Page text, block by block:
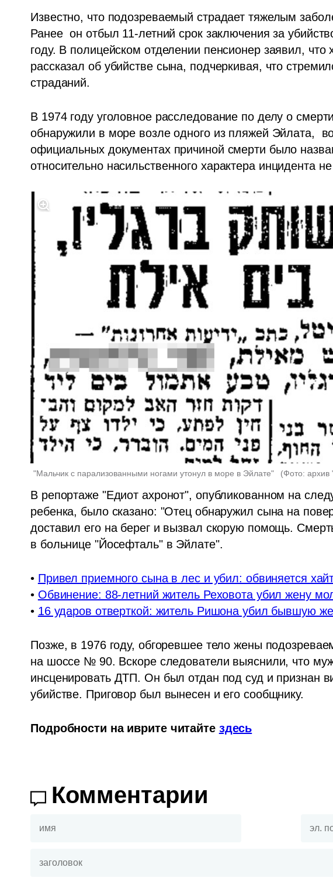
Известно, что подозреваемый страдает тяжелым
Ранее  он отбыл 11-летний срок заключения за
году. В полицейском отделении пенсионер заявил, что
рассказал об убийстве сына, подчеркивая, что
страданий.
В 1974 году уголовное расследование по делу о
обнаружили в море возле одного из пляжей Эйлата,
официальных документах причиной смерти было
относительно насильственного характера инцидента
"Мальчик с парализованными ногами утонул в море в Эйлате" (Фото: архив
В репортаже "Едиот ахронот", опубликованном на
ребенка, было сказано: "Отец обнаружил сына на
доставил его на берег и вызвал скорую помощь.
в больнице "Йосефталь" в Эйлате".
• Привел приемного сына в лес и убил: обвиняется
• Обвинение: 88-летний житель Реховота убил жену
• 16 ударов отверткой: житель Ришона убил бывшую
Позже, в 1976 году, обгоревшее тело жены
на шоссе № 90. Вскоре следователи выяснили, что
инсценировать ДТП. Он был отдан под суд и признан
убийстве. Приговор был вынесен и его сообщнику.
Подробности на иврите читайте здесь
Комментарии